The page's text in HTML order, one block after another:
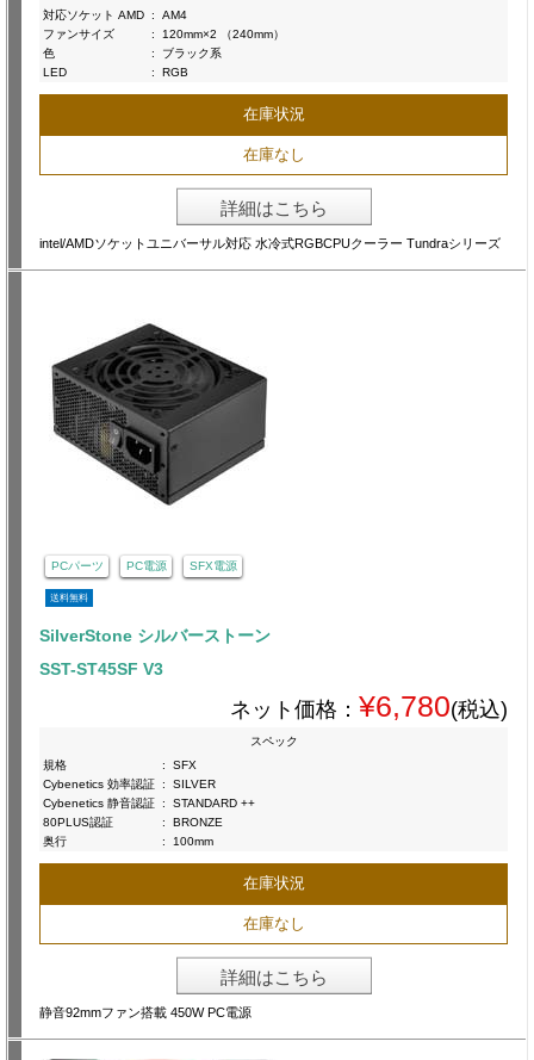
対応ソケット AMD :
AM4
ファンサイズ
:
120mm×2 （240mm）
色
:
ブラック系
LED
: RGB
在庫状況
在庫なし
詳細はこちら
intel/AMDソケットユニバーサル対応 水冷式RGBCPUクーラー Tundraシリーズ
PCパーツ PC電源 SFX電源
送料無料
SilverStone シルバーストーン
SST-ST45SF V3
ネット価格： ¥6,780(税込)
スペック
規格
:
SFX
Cybenetics 効率認証 :
SILVER
Cybenetics 静音認証 :
STANDARD ++
80PLUS認証
:
BRONZE
奥行
: 100mm
在庫状況
在庫なし
詳細はこちら
静音92mmファン搭載 450W PC電源